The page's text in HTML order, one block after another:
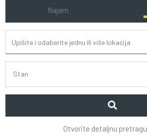
Najam
Stan
Otvorite detaljnu pretragu